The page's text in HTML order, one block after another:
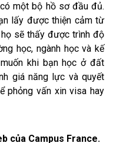
một bộ hồ sơ đầu đủ.
lấy được thiện cảm từ
sẽ thấy được trình độ
học, ngành học và kế
khi bạn học ở đất
giá năng lực và quyết
phỏng vấn xin visa hay
của Campus France.